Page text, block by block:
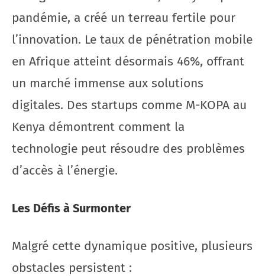
pandémie, a créé un terreau fertile pour
l’innovation. Le taux de pénétration mobile
en Afrique atteint désormais 46%, offrant
un marché immense aux solutions
digitales. Des startups comme M-KOPA au
Kenya démontrent comment la
technologie peut résoudre des problèmes
d’accès à l’énergie.
Les Défis à Surmonter
Malgré cette dynamique positive, plusieurs
obstacles persistent :